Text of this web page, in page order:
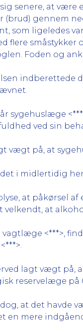
sig senere, at
(brud) gennem
som ligeledes
flere
Foden og
indberettede
sygehuslæge
ved sin
vægt på, at
i midlertidig
at påkørsel
velkendt, at
vagtlæge <***>,
lagt vægt på,
reservelæge på
at det havde
en mere